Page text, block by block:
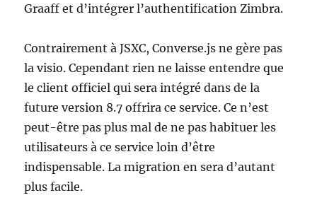
Graaff et d’intégrer l’authentification Zimbra.
Contrairement à JSXC, Converse.js ne gère pas
la visio. Cependant rien ne laisse entendre que
le client officiel qui sera intégré dans de la
future version 8.7 offrira ce service. Ce n’est
peut-être pas plus mal de ne pas habituer les
utilisateurs à ce service loin d’être
indispensable. La migration en sera d’autant
plus facile.